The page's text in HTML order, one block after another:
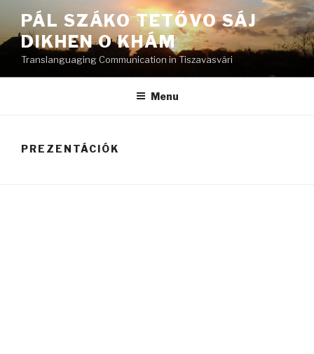
content
PÁL SZÁKO TETŐVO SÁJ
DIKHEN O KHÁM
Translanguaging Communication in Tiszavasvári
Menu
PREZENTÁCIÓK